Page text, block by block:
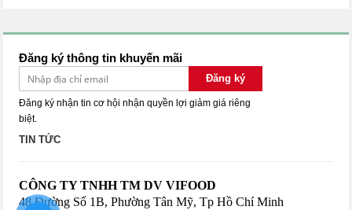
Đăng ký thông tin khuyến mãi
Đăng ký
Đăng ký nhận tin cơ hội nhận quyền lợi giảm giá riêng
biệt.
TIN TỨC
CÔNG TY TNHH TM DV VIFOOD
48 Đường Số 1B, Phường Tân Mỹ, Tp Hồ Chí Minh